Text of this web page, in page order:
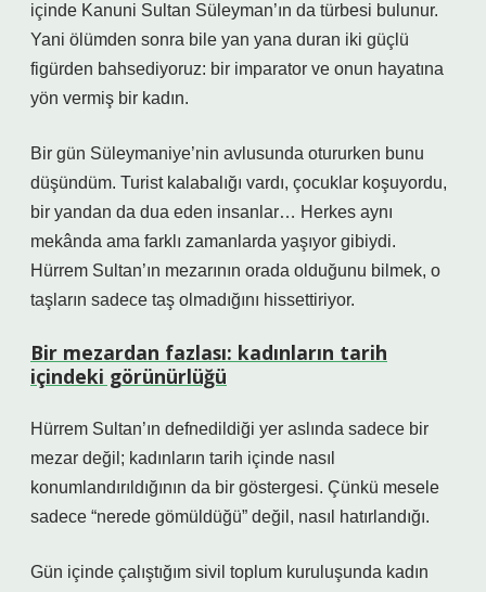
içinde Kanuni Sultan Süleyman’ın da türbesi bulunur.
Yani ölümden sonra bile yan yana duran iki güçlü
figürden bahsediyoruz: bir imparator ve onun hayatına
yön vermiş bir kadın.
Bir gün Süleymaniye’nin avlusunda otururken bunu
düşündüm. Turist kalabalığı vardı, çocuklar koşuyordu,
bir yandan da dua eden insanlar… Herkes aynı
mekânda ama farklı zamanlarda yaşıyor gibiydi.
Hürrem Sultan’ın mezarının orada olduğunu bilmek, o
taşların sadece taş olmadığını hissettiriyor.
Bir mezardan fazlası: kadınların tarih
içindeki görünürlüğü
Hürrem Sultan’ın defnedildiği yer aslında sadece bir
mezar değil; kadınların tarih içinde nasıl
konumlandırıldığının da bir göstergesi. Çünkü mesele
sadece “nerede gömüldüğü” değil, nasıl hatırlandığı.
Gün içinde çalıştığım sivil toplum kuruluşunda kadın